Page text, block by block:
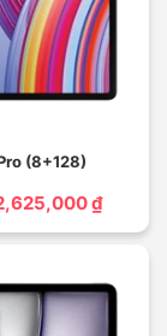
(8+128)
₫